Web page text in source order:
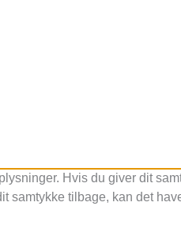
Hvis du giver dit
tilbage, kan det